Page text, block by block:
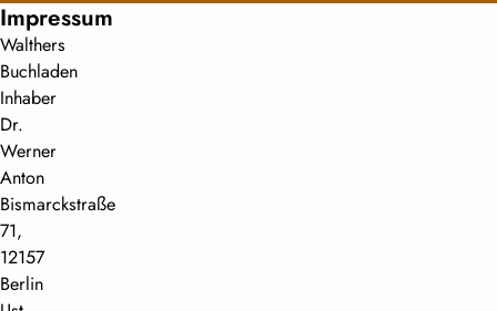
Impressum
Walthers
Buchladen
Inhaber
Dr.
Werner
Anton
Bismarckstraße
71,
12157
Berlin